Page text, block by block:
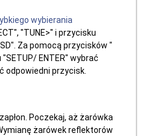
wybierania
"TUNE>" i przycisku
Za pomocą przycisków "
"SETUP/ ENTER" wybrać
odpowiedni przycisk.
Poczekaj, aż żarówka
żarówek reflektorów